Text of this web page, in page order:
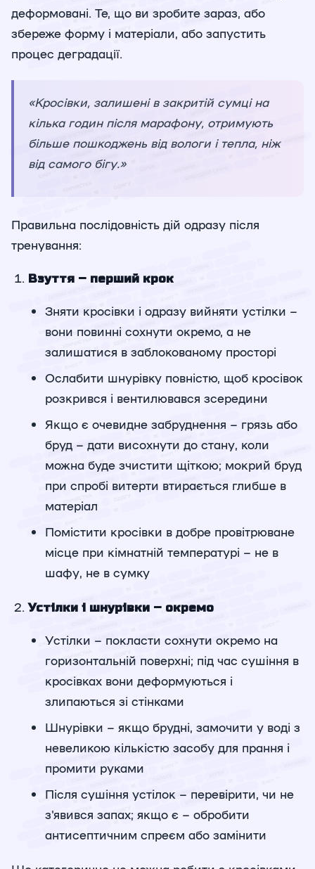
деформовані. Те, що ви зробите зараз, або
збереже форму і матеріали, або запустить
процес деградації.
«Кросівки, залишені в закритій сумці на
кілька годин після марафону, отримують
більше пошкоджень від вологи і тепла, ніж
від самого бігу.»
Правильна послідовність дій одразу після
тренування:
Взуття – перший крок
Зняти кросівки і одразу вийняти устілки –
вони повинні сохнути окремо, а не
залишатися в заблокованому просторі
Ослабити шнурівку повністю, щоб кросівок
розкрився і вентилювався зсередини
Якщо є очевидне забруднення – грязь або
бруд – дати висохнути до стану, коли
можна буде зчистити щіткою; мокрий бруд
при спробі витерти втирається глибше в
матеріал
Помістити кросівки в добре провітрюване
місце при кімнатній температурі – не в
шафу, не в сумку
Устілки і шнурівки – окремо
Устілки – покласти сохнути окремо на
горизонтальній поверхні; під час сушіння в
кросівках вони деформуються і
злипаються зі стінками
Шнурівки – якщо брудні, замочити у воді з
невеликою кількістю засобу для прання і
промити руками
Після сушіння устілок – перевірити, чи не
з'явився запах; якщо є – обробити
антисептичним спреєм або замінити